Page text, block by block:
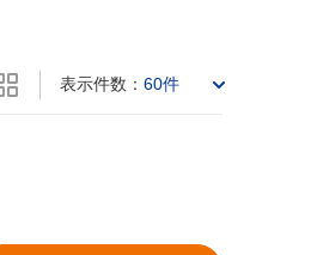
表示件数： 60件